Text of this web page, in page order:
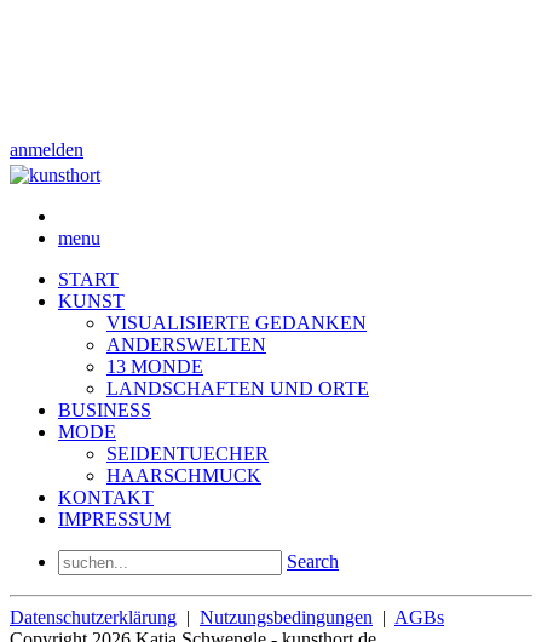
anmelden
menu
START
KUNST
VISUALISIERTE GEDANKEN
ANDERSWELTEN
13 MONDE
LANDSCHAFTEN UND ORTE
BUSINESS
MODE
SEIDENTUECHER
HAARSCHMUCK
KONTAKT
IMPRESSUM
Search
Datenschutzerklärung | Nutzungsbedingungen | AGBs